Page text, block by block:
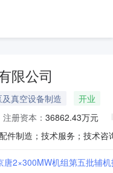
限公司
及真空设备制造
开业
注册资本： 36862.43万元
唐2×300MW机组第五批辅